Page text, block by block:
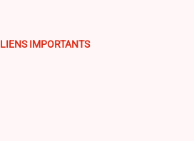
LIENS IMPORTANTS